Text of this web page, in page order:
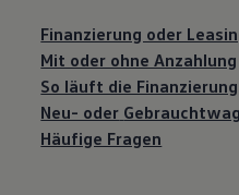
Finanzierung oder
Mit oder ohne Anzahlung
So läuft die
Neu- oder
Häufige Fragen